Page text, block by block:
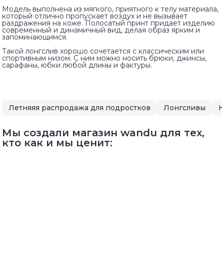
Модель выполнена из мягкого, приятного к телу материала,
который отлично пропускает воздух и не вызывает
раздражения на коже. Полосатый принт придает изделию
современный и динамичный вид, делая образ ярким и
запоминающимся.
Такой лонгслив хорошо сочетается с классическим или
спортивным низом. С ним можно носить брюки, джинсы,
сарафаны, юбки любой длины и фактуры.
Летняяя распродажа для подростков Лонгсливы
Мы создали магазин wandu для тех,
кто как и мы ценит: